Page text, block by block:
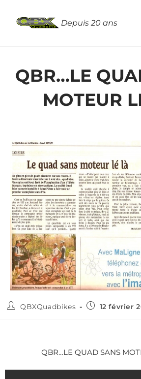
Depuis 20 ans
QBR…LE
MOTEUR
QBXQuadbikes 12 février
QBR…LE QUAD SANS